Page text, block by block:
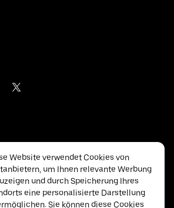
Website verwendet Cookies von
um Ihnen relevante Werbung
und durch Speicherung Ihres
eine personalisierte Darstellung
Sie können diese Cookies